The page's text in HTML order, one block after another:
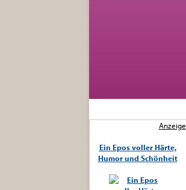
Anzeige
Ein Epos voller Härte,
Humor und Schönheit